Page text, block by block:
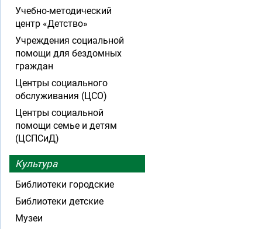
Учебно-методический
центр «Детство»
Учреждения социальной
помощи для бездомных
граждан
Центры социального
обслуживания (ЦСО)
Центры социальной
помощи семье и детям
(ЦСПСиД)
Культура
Библиотеки городские
Библиотеки детские
Музеи